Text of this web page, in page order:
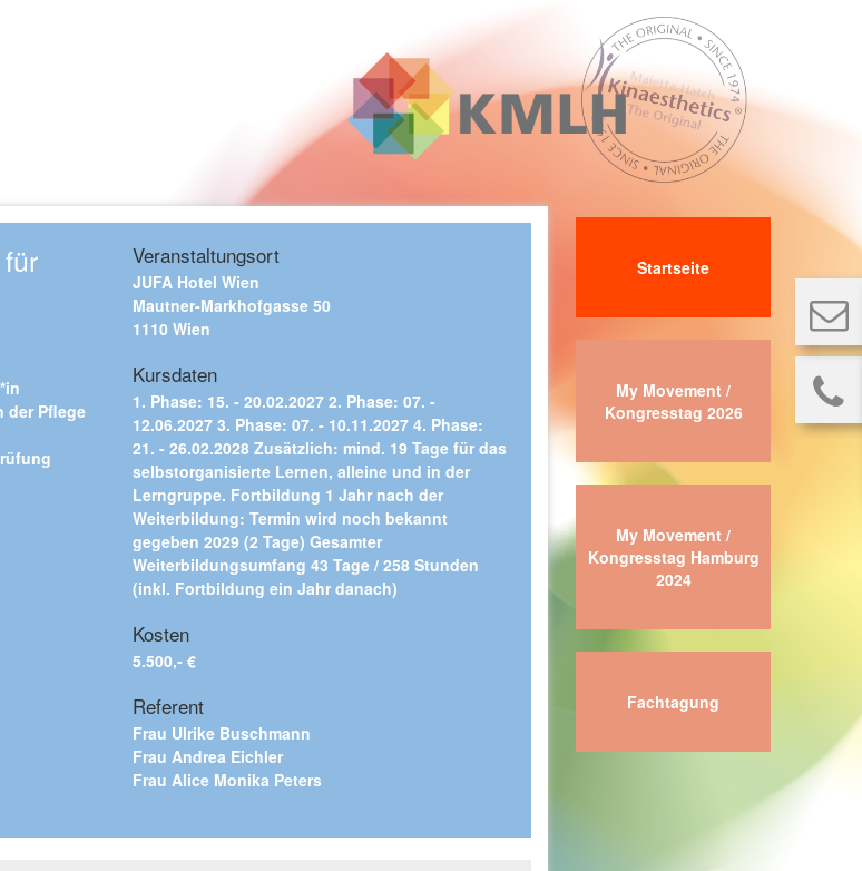
der Pflege
Veranstaltungsort
JUFA Hotel Wien
Mautner-Markhofgasse 50
1110 Wien
Kursdaten
1. Phase: 15. - 20.02.2027 2. Phase: 07. -
12.06.2027 3. Phase: 07. - 10.11.2027 4. Phase:
21. - 26.02.2028 Zusätzlich: mind. 19 Tage für das
selbstorganisierte Lernen, alleine und in der
Lerngruppe. Fortbildung 1 Jahr nach der
Weiterbildung: Termin wird noch bekannt
gegeben 2029 (2 Tage) Gesamter
Weiterbildungsumfang 43 Tage / 258 Stunden
(inkl. Fortbildung ein Jahr danach)
Kosten
5.500,- €
Referent
Frau Ulrike Buschmann
Frau Andrea Eichler
Frau Alice Monika Peters
Startseite
My Movement /
Kongresstag 2026
My Movement /
Kongresstag Hamburg
2024
Fachtagung